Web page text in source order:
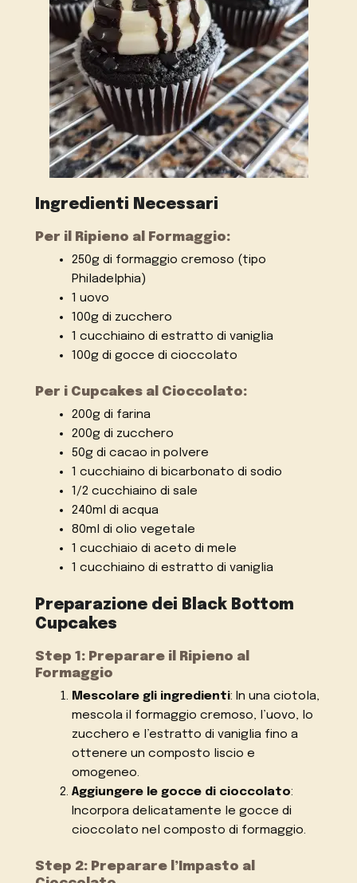
Ingredienti Necessari
Per il Ripieno al Formaggio:
250g di formaggio cremoso (tipo
Philadelphia)
1 uovo
100g di zucchero
1 cucchiaino di estratto di vaniglia
100g di gocce di cioccolato
Per i Cupcakes al Cioccolato:
200g di farina
200g di zucchero
50g di cacao in polvere
1 cucchiaino di bicarbonato di sodio
1/2 cucchiaino di sale
240ml di acqua
80ml di olio vegetale
1 cucchiaio di aceto di mele
1 cucchiaino di estratto di vaniglia
Preparazione dei Black Bottom
Cupcakes
Step 1: Preparare il Ripieno al
Formaggio
Mescolare gli ingredienti: In una ciotola,
mescola il formaggio cremoso, l’uovo, lo
zucchero e l’estratto di vaniglia fino a
ottenere un composto liscio e
omogeneo.
Aggiungere le gocce di cioccolato:
Incorpora delicatamente le gocce di
cioccolato nel composto di formaggio.
Step 2: Preparare l’Impasto al